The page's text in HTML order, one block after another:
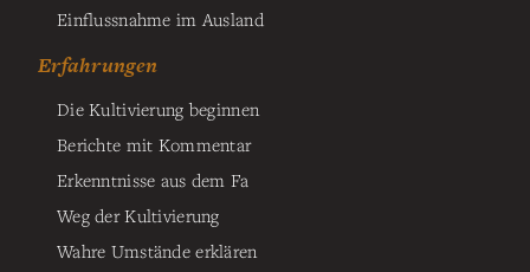
Einflussnahme im Ausland
Erfahrungen
Die Kultivierung beginnen
Berichte mit Kommentar
Erkenntnisse aus dem Fa
Weg der Kultivierung
Wahre Umstände erklären